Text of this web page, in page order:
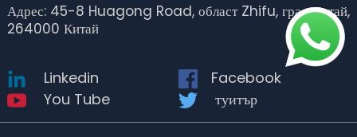
Адрес: 45-8 Huagong Road, област Zhifu, град Янтай,
264000 Китай
Linkedin
Facebook
You Tube
туитър